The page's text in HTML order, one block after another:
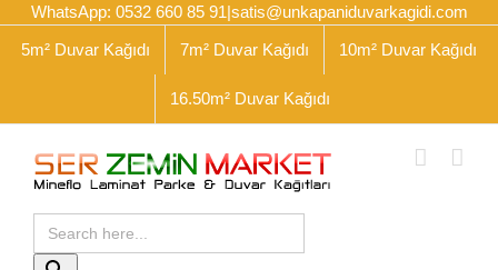
content
WhatsApp: 0532 660 85 91|satis@unkapaniduvarkagidi.com
5m² Duvar Kağıdı
7m² Duvar Kağıdı 10m² Duvar Kağıdı
16.50m² Duvar Kağıdı
Search
for:
Search